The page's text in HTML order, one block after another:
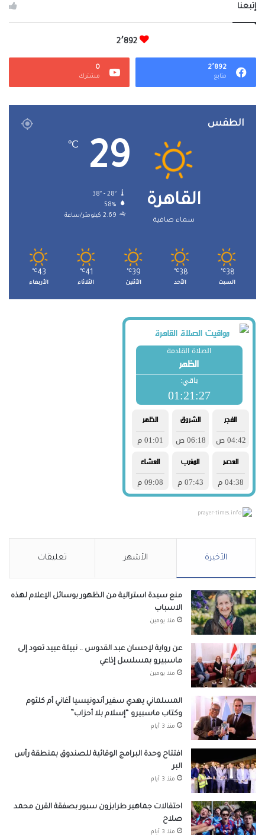
إتبعنا
2٬892
2٬892
متابع
0
مشترك
الطقس
القاهرة
سماء صافية
29
℃
38º - 28º
58%
2.69 كيلومتر/ساعة
38
℃
السبت
38
℃
الأحد
39
℃
الأثنين
41
℃
الثلاثاء
43
℃
الأربعاء
prayer-times.info
الأخيرة الأشهر تعليقات
منع سيدة استرالية من الظهور بوسائل الإعلام لهذه
الاسباب
منذ يومين
عن رواية لإحسان عبد القدوس .. نبيلة عبيد تعود إلى
ماسبيرو بمسلسل إذاعي
منذ يومين
المسلماني يهدي سفير أندونيسيا أغاني أم كلثوم
وكتاب ماسبيرو “إسلام بلا أحزاب”
منذ 3 أيام
افتتاح وحدة البرامج الوقائية للصندوق بمنطقة رأس
البر
منذ 3 أيام
احتفالات جماهير طرابزون سبور بصفقة القرن محمد
صلاح
منذ 3 أيام